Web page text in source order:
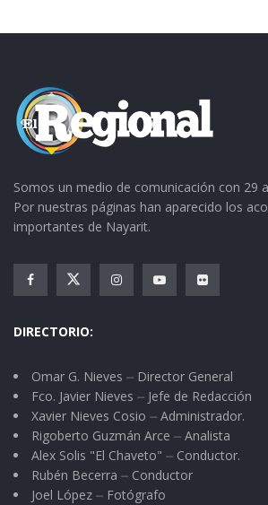
Muertos algunos jóvenes
o heridos y muchos
Esto duele y la piel se
Al dolor humano son
—“Escanio, cultural y
de cada año es
—Si Catrina, pero no hay
Somos un medio de comunicación con 29
Por nuestras páginas han aparecido los
importantes de Nayarit.
DIRECTORIO:
Omar G. Nieves ⏤ Director General
Fco. Javier Nieves ⏤ Jefe de Redacción
Xavier Nieves Cosio ⏤ Administrador.
Rigoberto Guzmán Arce ⏤ Analista
Alex Solis "El Chaveto" ⏤ Conductor.
Rubén Becerra ⏤ Conductor
Joel López ⏤ Fotógrafo